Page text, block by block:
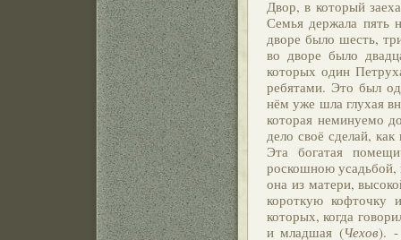
Двор, в который
Семья держала пять
дворе было шесть,
во дворе было
которых один
ребятами. Это был
нём уже шла глухая
которая неминуемо
дело своё сделай,
Эта богатая
роскошною усадьбой,
она из матери,
короткую кофточку
которых, когда
и младшая (Чехов). -